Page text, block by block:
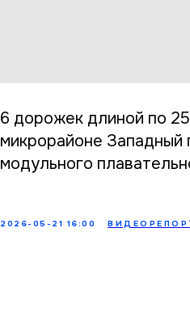
6 дорожек длиной по
микрорайоне
модульного
2026-05-21 16:00